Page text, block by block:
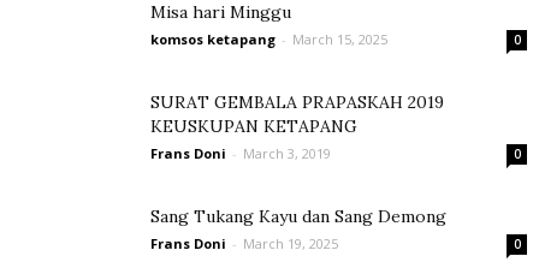
Misa hari Minggu
komsos ketapang - March 15, 2025 0
SURAT GEMBALA PRAPASKAH 2019
KEUSKUPAN KETAPANG
Frans Doni - March 3, 2019 0
Sang Tukang Kayu dan Sang Demong
Frans Doni - March 19, 2025 0